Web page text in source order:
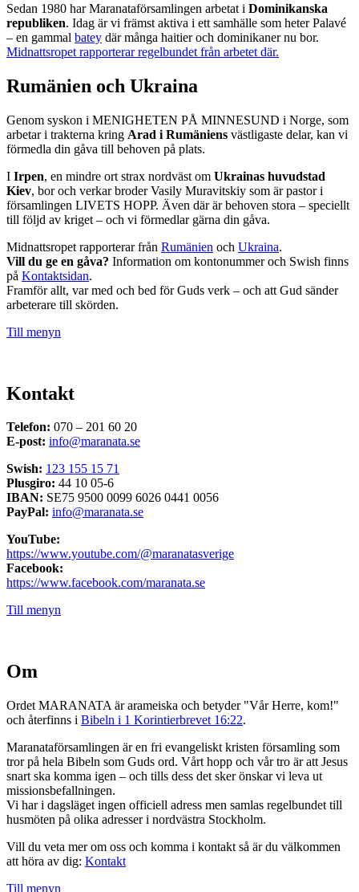
Sedan 1980 har Maranataförsamlingen arbetat i Dominikanska
republiken. Idag är vi främst aktiva i ett samhälle som heter Palavé
– en gammal batey där många haitier och dominikaner nu bor.
Midnattsropet rapporterar regelbundet från arbetet där.
Rumänien och Ukraina
Genom syskon i MENIGHETEN PÅ MINNESUND i Norge, som
arbetar i trakterna kring Arad i Rumäniens västligaste delar, kan vi
förmedla din gåva till behoven på plats.
I Irpen, en mindre ort strax nordväst om Ukrainas huvudstad
Kiev, bor och verkar broder Vasily Muravitskiy som är pastor i
församlingen LIVETS HOPP. Även där är behoven stora – speciellt
till följd av kriget – och vi förmedlar gärna din gåva.
Midnattsropet rapporterar från Rumänien och Ukraina.
Vill du ge en gåva? Information om kontonummer och Swish finns
på Kontaktsidan.
Framför allt, var med och bed för Guds verk – och att Gud sänder
arbeterare till skörden.
Till menyn
Kontakt
Telefon: 070 – 201 60 20
E-post: info@maranata.se
Swish: 123 155 15 71
Plusgiro: 44 10 05-6
IBAN: SE75 9500 0099 6026 0441 0056
PayPal: info@maranata.se
YouTube:
https://www.youtube.com/@maranatasverige
Facebook:
https://www.facebook.com/maranata.se
Till menyn
Om
Ordet MARANATA är arameiska och betyder "Vår Herre, kom!"
och återfinns i Bibeln i 1 Korintierbrevet 16:22.
Maranataförsamlingen är en fri evangeliskt kristen församling som
tror på hela Bibeln som Guds ord. Vårt hopp och vår tro är att Jesus
snart ska komma igen – och tills dess det sker önskar vi leva ut
missionsbefallningen.
Vi har i dagsläget ingen officiell adress men samlas regelbundet till
husmöten på olika adresser i nordvästra Stockholm.
Vill du veta mer om oss och komma i kontakt så är du välkommen
att höra av dig: Kontakt
Till menyn